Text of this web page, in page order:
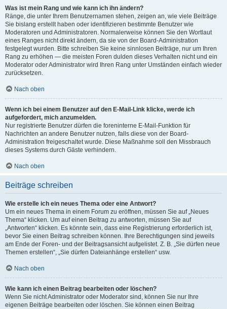
Was ist mein Rang und wie kann ich ihn ändern?
Ränge, die unter Ihrem Benutzernamen stehen, zeigen an, wie viele Beiträge
Sie bislang erstellt haben oder identifizieren bestimmte Benutzer wie
Moderatoren und Administratoren. Normalerweise können Sie den Wortlaut
eines Ranges nicht direkt ändern, da sie von der Board-Administration
festgelegt wurden. Bitte schreiben Sie keine sinnlosen Beiträge, nur um Ihren
Rang zu erhöhen — die meisten Foren dulden dieses Verhalten nicht und ein
Moderator oder Administrator wird Ihren Rang unter Umständen einfach wieder
zurücksetzen.
Nach oben
Wenn ich bei einem Benutzer auf den E-Mail-Link klicke, werde ich
aufgefordert, mich anzumelden.
Nur registrierte Benutzer dürfen die foreninterne E-Mail-Funktion für
Nachrichten an andere Benutzer nutzen, falls diese von der Board-
Administration freigeschaltet wurde. Diese Maßnahme soll den Missbrauch
dieses Systems durch Gäste verhindern.
Nach oben
Beiträge schreiben
Wie erstelle ich ein neues Thema oder eine Antwort?
Um ein neues Thema in einem Forum zu eröffnen, müssen Sie auf „Neues
Thema“ klicken. Um auf einen Beitrag zu antworten, müssen Sie auf
„Antworten“ klicken. Es könnte sein, dass eine Registrierung erforderlich ist,
bevor Sie einen Beitrag schreiben können. Ihre Berechtigungen sind jeweils
am Ende der Foren- und der Beitragsansicht aufgelistet. Z. B. „Sie dürfen neue
Themen erstellen“, „Sie dürfen Dateianhänge erstellen“ usw.
Nach oben
Wie kann ich einen Beitrag bearbeiten oder löschen?
Wenn Sie nicht Administrator oder Moderator sind, können Sie nur Ihre
eigenen Beiträge bearbeiten oder löschen. Sie können einen Beitrag